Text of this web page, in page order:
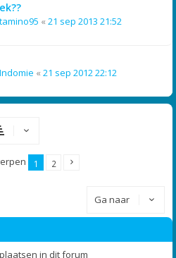
tamino95 « 21 sep 2013 21:52
Indomie « 21 sep 2012 22:12
1 2
Ga naar
in dit forum